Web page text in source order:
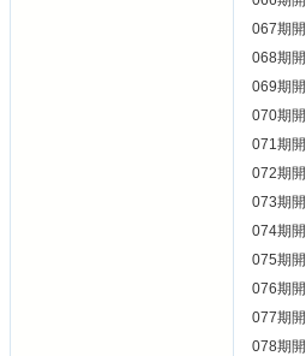
067期
068期
069期
070期
071期
072期
073期
074期
075期
076期
077期
078期